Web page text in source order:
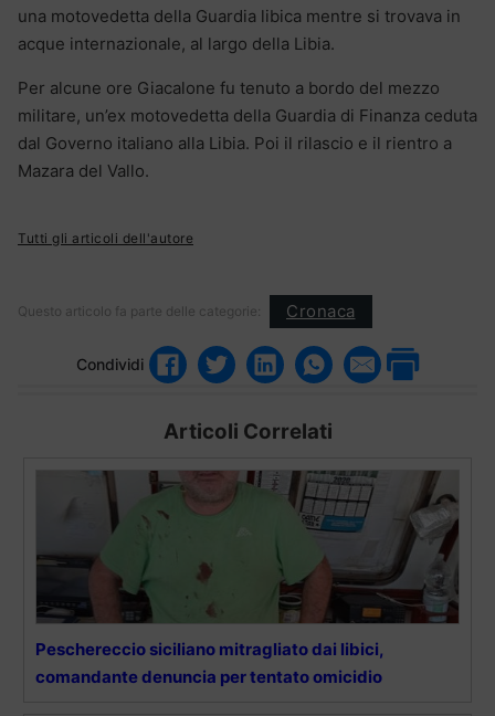
una motovedetta della Guardia libica mentre si trovava in
acque internazionale, al largo della Libia.
Per alcune ore Giacalone fu tenuto a bordo del mezzo
militare, un’ex motovedetta della Guardia di Finanza ceduta
dal Governo italiano alla Libia. Poi il rilascio e il rientro a
Mazara del Vallo.
Tutti gli articoli dell'autore
Questo articolo fa parte delle categorie: Cronaca
Condividi
Articoli Correlati
Peschereccio siciliano mitragliato dai libici,
comandante denuncia per tentato omicidio